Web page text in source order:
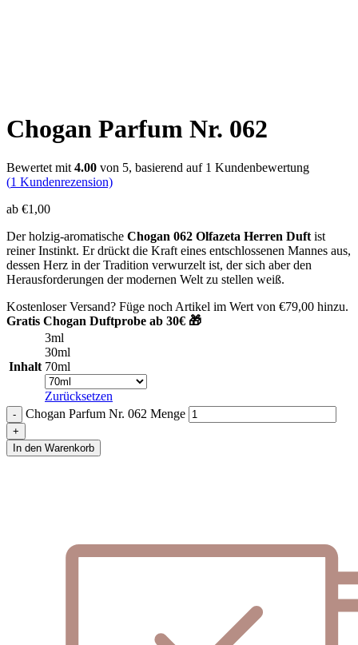
Chogan Parfum Nr. 062
Bewertet mit 4.00 von 5, basierend auf 1 Kundenbewertung
(1 Kundenrezension)
ab €1,00
Der holzig-aromatische Chogan 062 Olfazeta Herren Duft ist
reiner Instinkt. Er drückt die Kraft eines entschlossenen Mannes aus,
dessen Herz in der Tradition verwurzelt ist, der sich aber den
Herausforderungen der modernen Welt zu stellen weiß.
Kostenloser Versand? Füge noch Artikel im Wert von €79,00 hinzu.
Gratis Chogan Duftprobe ab 30€ 🎁
Inhalt
3ml
30ml
70ml
Zurücksetzen
Chogan Parfum Nr. 062 Menge
In den Warenkorb